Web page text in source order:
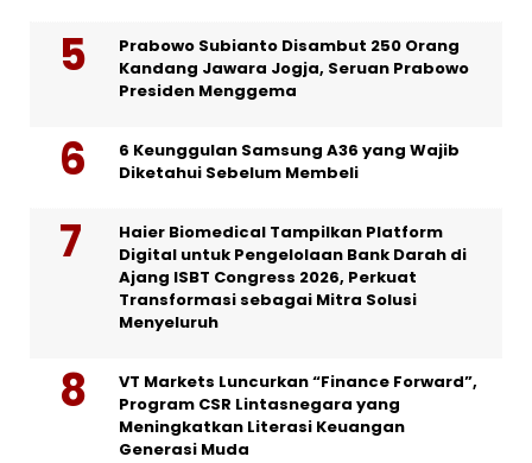
Prabowo Subianto Disambut 250 Orang
Kandang Jawara Jogja, Seruan Prabowo
Presiden Menggema
6 Keunggulan Samsung A36 yang Wajib
Diketahui Sebelum Membeli
Haier Biomedical Tampilkan Platform
Digital untuk Pengelolaan Bank Darah di
Ajang ISBT Congress 2026, Perkuat
Transformasi sebagai Mitra Solusi
Menyeluruh
VT Markets Luncurkan “Finance Forward”,
Program CSR Lintasnegara yang
Meningkatkan Literasi Keuangan
Generasi Muda